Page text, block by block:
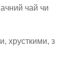
чай чи
хрусткими, з